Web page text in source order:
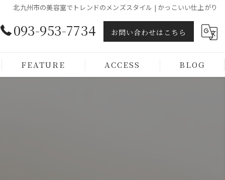
北九州市の美容室でトレンドのメンズスタイル | かっこいい仕上がり
093-953-7734 お問い合わせはこちら
FEATURE ACCESS BLOG